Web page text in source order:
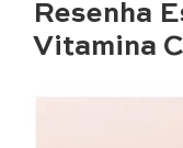
Resenha
Vitamina